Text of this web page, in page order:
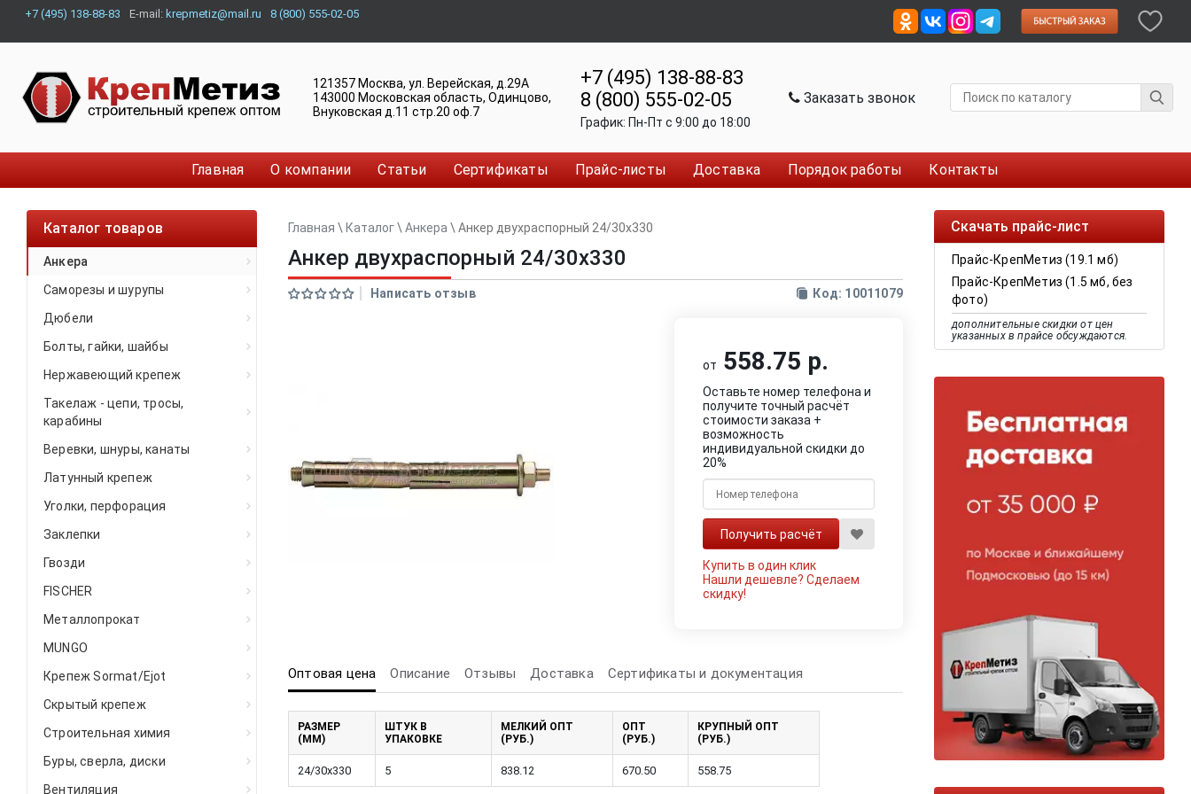
+7 (495) 138-88-83 E-mail: krepmetiz@mail.ru 8 (800) 555-02-05
121357 Москва, ул. Верейская, д.29А
143000 Московская область, Одинцово,
Внуковская д.11 стр.20 оф.7
+7 (495) 138-88-83
8 (800) 555-02-05
График: Пн-Пт c 9:00 до 18:00
Заказать звонок
Главная О компании Статьи Сертификаты Прайс-листы Доставка Порядок работы Контакты
Каталог товаров
Анкера
Саморезы и шурупы
Дюбели
Болты, гайки, шайбы
Нержавеющий крепеж
Такелаж - цепи, тросы,
карабины
Веревки, шнуры, канаты
Латунный крепеж
Уголки, перфорация
Заклепки
Гвозди
FISCHER
Металлопрокат
MUNGO
Крепеж Sormat/Ejot
Скрытый крепеж
Строительная химия
Буры, сверла, диски
Вентиляция
Скачать прайс-лист
Прайс-КрепМетиз (19.1 мб)
Прайс-КрепМетиз (1.5 мб, без
фото)
дополнительные скидки от цен
указанных в прайсе обсуждаются.
Главная \ Каталог\ Анкера \ Анкер двуxраспорный 24/30x330
Анкер двуxраспорный 24/30x330
Написать отзыв Код: 10011079
от 558.75 р.
Оставьте номер телефона и
получите точный расчёт
стоимости заказа +
возможность
индивидуальной скидки до
20%
Купить в один клик
Нашли дешевле?Сделаем
скидку!
Оптовая цена Описание Отзывы Доставка Сертификаты и документация
РАЗМЕР
(ММ)
ШТУК В
УПАКОВКЕ
МЕЛКИЙ ОПТ
(РУБ.)
ОПТ
(РУБ.)
КРУПНЫЙ ОПТ
(РУБ.)
24/30x330 5 838.12 670.50 558.75